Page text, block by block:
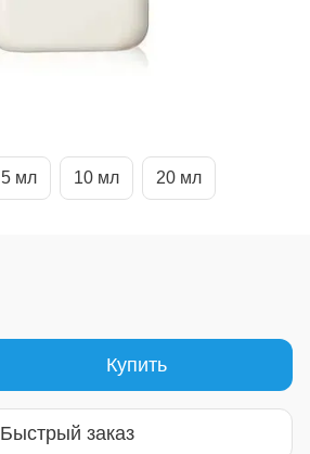
5 мл 10 мл 20 мл
Купить
Быстрый заказ